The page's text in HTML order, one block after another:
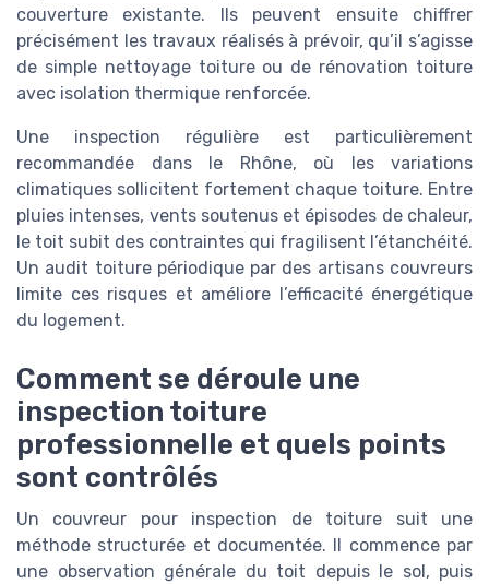
couverture existante. Ils peuvent ensuite chiffrer
précisément les travaux réalisés à prévoir, qu’il s’agisse
de simple nettoyage toiture ou de rénovation toiture
avec isolation thermique renforcée.
Une inspection régulière est particulièrement
recommandée dans le Rhône, où les variations
climatiques sollicitent fortement chaque toiture. Entre
pluies intenses, vents soutenus et épisodes de chaleur,
le toit subit des contraintes qui fragilisent l’étanchéité.
Un audit toiture périodique par des artisans couvreurs
limite ces risques et améliore l’efficacité énergétique
du logement.
Comment se déroule une
inspection toiture
professionnelle et quels points
sont contrôlés
Un couvreur pour inspection de toiture suit une
méthode structurée et documentée. Il commence par
une observation générale du toit depuis le sol, puis